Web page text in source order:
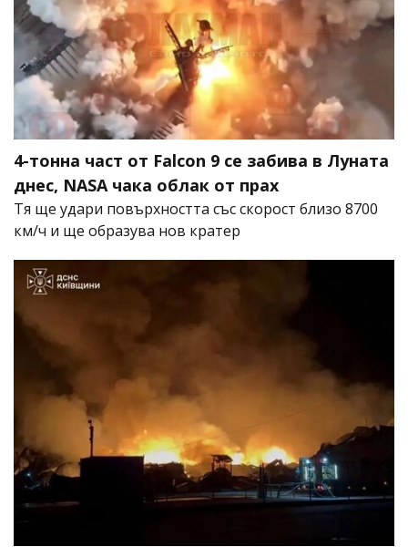
4-тонна част от Falcon 9 се забива в Луната
днес, NASA чака облак от прах
Тя ще удари повърхността със скорост близо 8700
км/ч и ще образува нов кратер